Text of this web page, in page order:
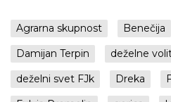
Agrarna skupnost Benečija
Damijan Terpin
deželne
deželni svet FJk
Dreka